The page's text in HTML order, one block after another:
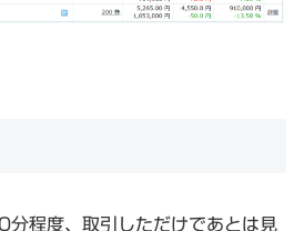
程度、取引しただけであとは見